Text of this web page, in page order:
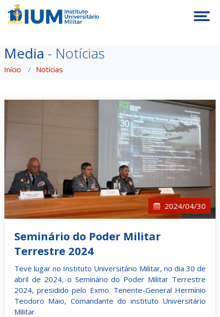
Media - Notícias
Início Notícias
2024/04/30
Seminário do Poder Militar
Terrestre 2024
Teve lugar no Instituto Universitário Militar, no dia 30 de
abril de 2024, o Seminário do Poder Militar Terrestre
2024, presidido pelo Exmo. Tenente-General Hermínio
Teodoro Maio, Comandante do instituto Universitário
Militar.